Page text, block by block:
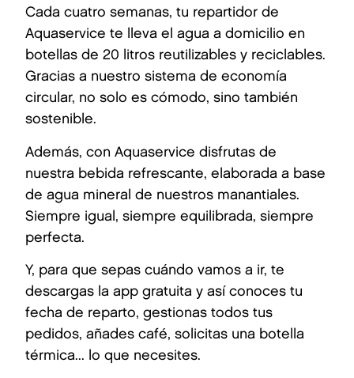
Cada cuatro semanas, tu repartidor de
Aquaservice te lleva el agua a domicilio en
botellas de 20 litros reutilizables y reciclables.
Gracias a nuestro sistema de economía
circular, no solo es cómodo, sino también
sostenible.
Además, con Aquaservice disfrutas de
nuestra bebida refrescante, elaborada a base
de agua mineral de nuestros manantiales.
Siempre igual, siempre equilibrada, siempre
perfecta.
Y, para que sepas cuándo vamos a ir, te
descargas la app gratuita y así conoces tu
fecha de reparto, gestionas todos tus
pedidos, añades café, solicitas una botella
térmica... lo que necesites.